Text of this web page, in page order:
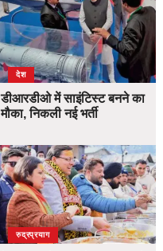
देश
डीआरडीओ में साइंटिस्ट बनने का
मौका, निकली नई भर्ती
उत्तराखंड
देश
रुद्रप्रयाग